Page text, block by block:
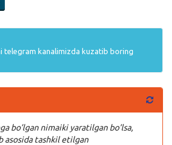
telegram kanalimizda kuzatib boring
bo’lgan nimaiki yaratilgan bo’lsa,
asosida tashkil etilgan